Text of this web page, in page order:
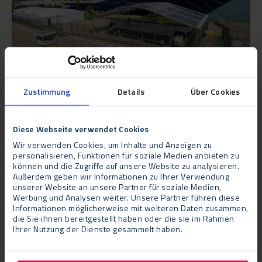
Zustimmung Details Über Cookies
Diese Webseite verwendet Cookies
Wir verwenden Cookies, um Inhalte und Anzeigen zu
personalisieren, Funktionen für soziale Medien anbieten zu
können und die Zugriffe auf unsere Website zu analysieren.
Außerdem geben wir Informationen zu Ihrer Verwendung
unserer Website an unsere Partner für soziale Medien,
Werbung und Analysen weiter. Unsere Partner führen diese
Informationen möglicherweise mit weiteren Daten zusammen,
die Sie ihnen bereitgestellt haben oder die sie im Rahmen
Ihrer Nutzung der Dienste gesammelt haben.
Die Herausforderungen
Arbeit innerhalb von Hochsicherheitsbereichen. Was die
Sicherheitsanforderungen anbelangt, ist Dover einer der
größten Häfen Großbritanniens, das heißt dass dem Bau Team
nur ein enger Zeitrahmen zur Verfügung stand, in dem
Baustoffe, Bauteile, Maschinen und Geräte geliefert und all die
temporären Gebäude errichtet werden konnten – in dem
begrenzten Raum des Kais.